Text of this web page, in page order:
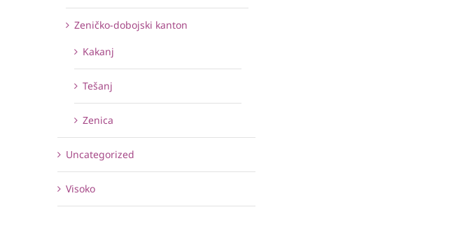
Zeničko-dobojski kanton
Kakanj
Tešanj
Zenica
Uncategorized
Visoko